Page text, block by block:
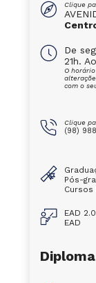
Clique
De
21h.
O
com o
Clique
(98)
Pós-
Cursos
EAD 2.0
EAD